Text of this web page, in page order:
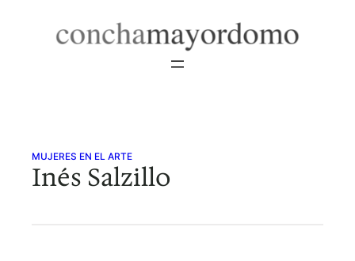
MUJERES EN EL ARTE
Inés Salzillo